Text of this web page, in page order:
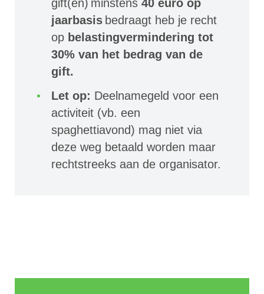
gift(en) minstens40 euro op
jaarbasis bedraagt heb je recht
op belastingvermindering tot
30% van het bedrag van de
gift.
Let op: Deelnamegeld voor een
activiteit (vb. een
spaghettiavond) mag niet via
deze weg betaald worden maar
rechtstreeks aan de organisator.